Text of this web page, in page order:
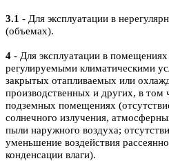
3.1 - Для эксплуатации в
(объемах).
4 - Для эксплуатации в
регулируемыми климатическими
закрытых отапливаемых или
производственных и других, в
подземных помещениях
солнечного излучения,
пыли наружного воздуха;
уменьшение воздействия
конденсации влаги).